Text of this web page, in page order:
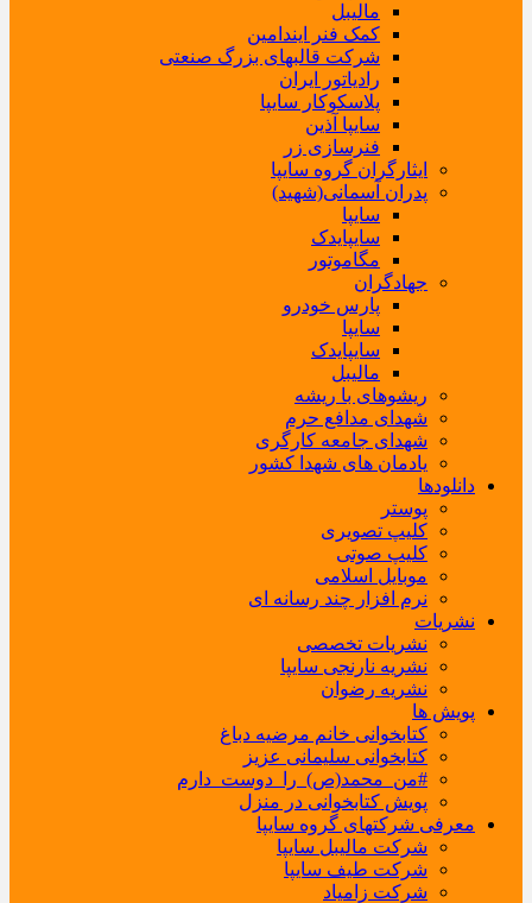
مالیبل
کمک فنر ایندامین
شرکت قالبهای بزرگ صنعتی
رادیاتور ایران
پلاسکوکار سایپا
سایپا آذین
فنرسازی زر
ایثارگران گروه سایپا
پدران آسمانی(شهید)
سایپا
سایپایدک
مگاموتور
جهادگران
پارس خودرو
سایپا
سایپایدک
مالیبل
ریشوهای با ریشه
شهدای مدافع حرم
شهدای جامعه کارگری
یادمان های شهدا کشور
دانلودها
پوستر
کلیپ تصویری
کلیپ صوتی
موبایل اسلامی
نرم افزار چند رسانه ای
نشریات
نشریات تخصصی
نشریه نارنجی سایپا
نشریه رضوان
پویش ها
کتابخوانی خانم مرضیه دباغ
کتابخوانی سلیمانی عزیز
#من_محمد(ص)_را_دوست_دارم
پویش کتابخوانی در منزل
معرفی شرکتهای گروه سایپا
شرکت مالیبل سایپا
شرکت طیف سایپا
شرکت زامیاد